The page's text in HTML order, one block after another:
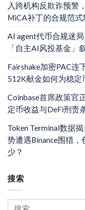
入跨机构反欺诈预警
MiCA补丁的合规范式
AI agent代币合规迷
「自主AI风投基金」
Fairshake加密PAC连
512K献金如何为稳
Coinbase首席政策官
定币收益与DeFi刑责
Token Terminal数据
势遭遇Binance围猎
少？
搜索